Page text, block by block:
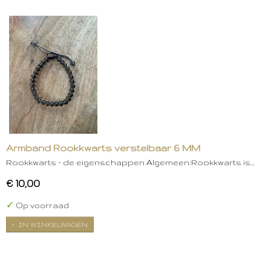
Armband Rookkwarts verstelbaar 6 MM
Rookkwarts – de eigenschappen Algemeen:Rookkwarts is…
€ 10,00
✓ Op voorraad
IN WINKELWAGEN